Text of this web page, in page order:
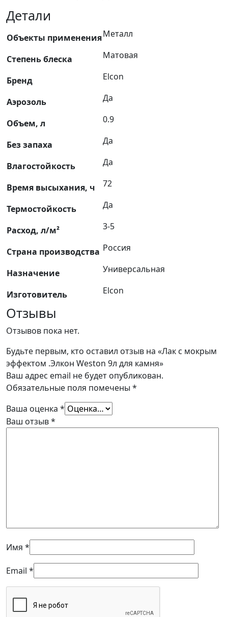
Детали
Объекты примененияМеталл
Степень блеска Матовая
Бренд Elcon
Аэрозоль Да
Объем, л 0.9
Без запаха Да
Влагостойкость Да
Время высыхания, ч 72
Термостойкость Да
Расход, л/м² 3-5
Страна производства Россия
Назначение Универсальная
Изготовитель Elcon
Отзывы
Отзывов пока нет.
Будьте первым, кто оставил отзыв на «Лак с мокрым
эффектом .Элкон Weston 9л для камня»
Ваш адрес email не будет опубликован.
Обязательные поля помечены *
Ваша оценка *
Ваш отзыв*
Имя *
Email *